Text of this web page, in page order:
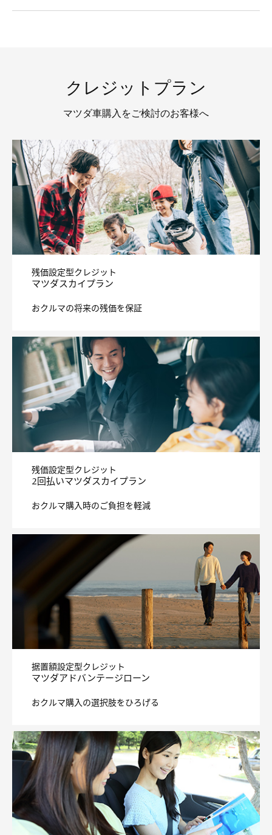
2025/11/20
令和7年11月18日大分市佐賀関の大規模火災に伴う被害を受け
られました皆様には、心からお見舞い申し上げますとともに、
一日も早い復旧を心よりお祈りいたします。
は、心からお見舞い申し上げますとともに、一日も早い復旧を
心よりお祈りいたします。
2025/09/17
令和7 年9 月12 日からの大雨に伴う災害被害を受けられまし
た皆様には、心からお見舞い申し上げますとともに、一日も早
い復旧を心よりお祈りいたします。
2025/09/09
令和7年台風 第15号等に伴う災害被害を受けられました皆様に
は、心からお見舞い申し上げますとともに、一日も早い復旧を
心よりお祈りいたします。
令和7年9月2日からの大雨に伴う災害被害を受けられました皆
様には、心からお見舞い申し上げますとともに、一日も早い復
2025/09/02
心よりお祈りいたします。
2025/08/27
弊社の「カスタマーハラスメントに対する基本方針」を策定い
たしましたのでお知らせいたします。
2025/08/27
令和7年8月20日からの大雨に伴う災害被害を受けられました
皆様には、心からお見舞い申し上げますとともに、一日も早い
復旧を心よりお祈りいたします。
2025/08/18
令和7年8月6日からの低気圧と前線による大雨に伴う災害被害
もに、一日も早い復旧を心よりお祈りいたします。
2024/04/01
弊社または弊社の業務委託先では重要な情報をお客様に確実に
令和6年能登半島地震による災害により被災された皆様に謹ん
でお見舞い申し上げますとともに、一日も早い復旧を心よりお
祈り申し上げます。
2022/10/05
当社における新型コロナウイルス感染者発生について
2022/03/18
令和4年福島県沖を震源とする地震による災害により被災され
た皆様に謹んでお見舞い申し上げますとともに、一日も早い復
旧を心よりお祈り申し上げます。
令和3年福島県沖を震源とする地震による災害により被災され
た皆様に謹んでお見舞い申し上げますとともに、一日も早い復
2020/07/07
りお祈り申し上げます。
2019/10/15
令和元年台風第19号により被災された皆様に謹んでお見舞い
申し上げますとともに、一日も早い復旧を心よりお祈り申し上
げます。
2019/10/01
SMM オートファイナンス株式会社は2019年10月1日付で社名
を「マツダクレジット株式会社」に変更いたしましたので、お
知らせいたします。
CX-80の新しいお支払例を掲載しました。
2025/12/11
CX-3の新しいお支払例を掲載しました。
2025/11/20
MAZDA2の新しいお支払例を掲載しました。
2025/10/24
MAZDA SPIRIT RACING ROADSTERの新しいお支払例を掲載し
ました。
2025/10/09
CX-30の新しいお支払例を掲載しました。
2025/10/09
MAZDA3 セダンの新しいお支払例を掲載しました。
2025/10/09
MAZDA3 ファストバックの新しいお支払例を掲載しました。
CX-80の新しいお支払例を掲載しました。
2025/10/09
2025/07/24
キャロルの新しいお支払例を掲載しました。
2024/12/25
ロードスターの新しいお支払例を掲載しました。
2024/12/25
MAZDA2の新しいお支払例を掲載しました。
2024/10/31
MX-30 Rotary-EVの新しいお支払例を掲載しました。
2024/10/31
2024/07/18
フレアクロスオーバーの新しいお支払例を掲載しました。
フレアワゴンの新しいお支払例を掲載しました。
フレアの新しいお支払例を掲載しました。
2023/09/21
CX-3の新しいお支払例を掲載しました。
2023/07/01
2回払いマツダスカイプランの対象車種が拡大しましたので、
お知らせいたします。
クレジットプラン
マツダ車購入をご検討のお客様へ
マツダスカイプラン
残価設定型クレジット
おクルマの将来の残価を保証
2回払いマツダスカイプラン
残価設定型クレジット
おクルマ購入時のご負担を軽減
マツダアドバンテージローン
据置額設定型クレジット
おクルマ購入の選択肢をひろげる